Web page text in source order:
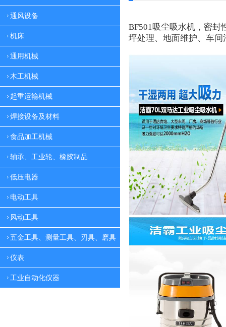
通风设备
机床
通用机械
木工机械
起重运输机械
焊接设备及材料
食品加工机械
轴承、工业轮、橡胶制品
低压电器
电动工具
风动工具
五金工具、测量工具、刃具、磨具
仪表
工业自动化仪器
BF501吸尘吸水机，密封
坪处理、地面维护、车